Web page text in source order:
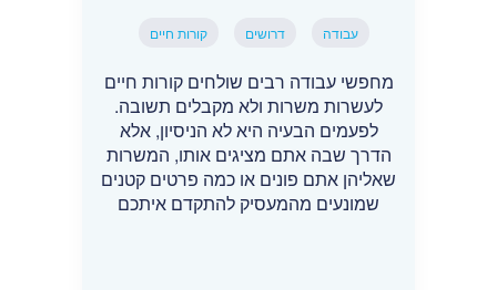
עבודה דרושים קורות חיים
מחפשי עבודה רבים שולחים קורות חיים
לעשרות משרות ולא מקבלים תשובה.
לפעמים הבעיה היא לא הניסיון, אלא
הדרך שבה אתם מציגים אותו, המשרות
שאליהן אתם פונים או כמה פרטים קטנים
שמונעים מהמעסיק להתקדם איתכם